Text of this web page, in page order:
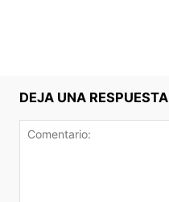
DEJA UNA RESPUESTA